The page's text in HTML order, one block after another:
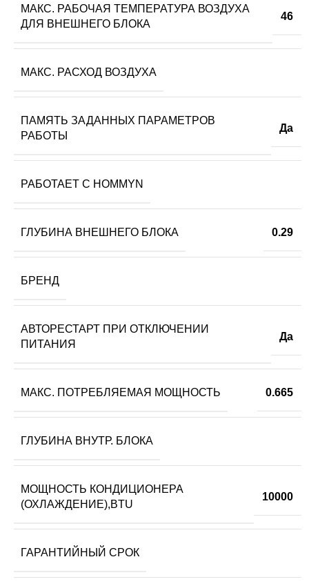
МАКС. РАБОЧАЯ ТЕМПЕРАТУРА ВОЗДУХА
ДЛЯ ВНЕШНЕГО БЛОКА
46
МАКС. РАСХОД ВОЗДУХА
ПАМЯТЬ ЗАДАННЫХ ПАРАМЕТРОВ
РАБОТЫ
Да
РАБОТАЕТ С HOMMYN
ГЛУБИНА ВНЕШНЕГО БЛОКА 0.29
БРЕНД
АВТОРЕСТАРТ ПРИ ОТКЛЮЧЕНИИ
ПИТАНИЯ
Да
МАКС. ПОТРЕБЛЯЕМАЯ МОЩНОСТЬ 0.665
ГЛУБИНА ВНУТР. БЛОКА
МОЩНОСТЬ КОНДИЦИОНЕРА
(ОХЛАЖДЕНИЕ),BTU
10000
ГАРАНТИЙНЫЙ СРОК